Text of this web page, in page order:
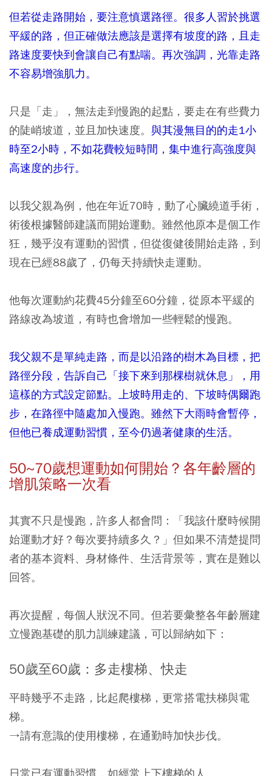
但若從走路開始，要注意慎選路徑。很多人習於挑選
平緩的路，但正確做法應該是選擇有坡度的路，且走
路速度要快到會讓自己有點喘。再次強調，光靠走路
不容易增強肌力。
只是「走」，無法走到慢跑的起點，要走在有些費力
的陡峭坡道，並且加快速度。 與其漫無目的的走1小
時至2小時，不如花費較短時間，集中進行高強度與
高速度的步行。
以我父親為例，他在年近70時，動了心臟繞道手術，
術後根據醫師建議而開始運動。雖然他原本是個工作
狂，幾乎沒有運動的習慣，但從復健後開始走路，到
現在已經88歲了，仍每天持續快走運動。
他每次運動約花費45分鐘至60分鐘，從原本平緩的
路線改為坡道，有時也會增加一些輕鬆的慢跑。
我父親不是單純走路，而是以沿路的樹木為目標，把
路徑分段，告訴自己「接下來到那棵樹就休息」，用
這樣的方式設定節點。上坡時用走的、下坡時偶爾跑
步，在路徑中隨處加入慢跑。雖然下大雨時會暫停，
但他已養成運動習慣，至今仍過著健康的生活。
50~70歲想運動如何開始？各年齡層的
增肌策略一次看
其實不只是慢跑，許多人都會問：「我該什麼時候開
始運動才好？每次要持續多久？」但如果不清楚提問
者的基本資料、身材條件、生活背景等，實在是難以
回答。
再次提醒，每個人狀況不同。但若要彙整各年齡層建
立慢跑基礎的肌力訓練建議，可以歸納如下：
50歲至60歲：多走樓梯、快走
平時幾乎不走路，比起爬樓梯，更常搭電扶梯與電
梯。
→請有意識的使用樓梯，在通勤時加快步伐。